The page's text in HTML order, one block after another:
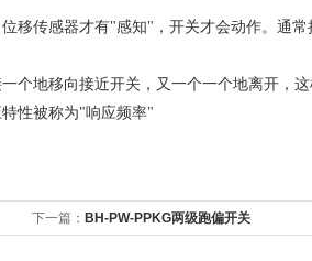
移传感器才有"感知"，开关才会动作。通
个地移向接近开关，又一个一个地离开，
性被称为"响应频率"
下一篇： BH-PW-PPKG两级跑偏开关